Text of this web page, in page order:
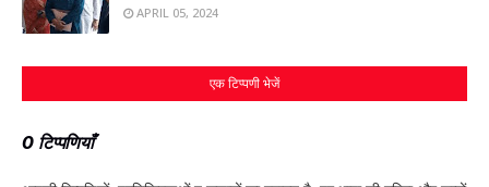
APRIL 05, 2024
एक टिप्पणी भेजें
0 टिप्पणियाँ